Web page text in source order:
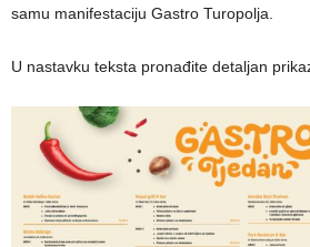
samu manifestaciju Gastro Turopolja.
U nastavku teksta pronađite detaljan